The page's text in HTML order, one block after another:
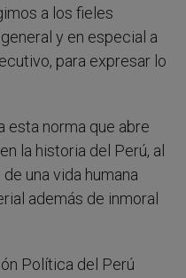
a los fieles
y en especial a
para expresar lo
esta norma que abre
la historia del Perú, al
una vida humana
además de inmoral
Política del Perú